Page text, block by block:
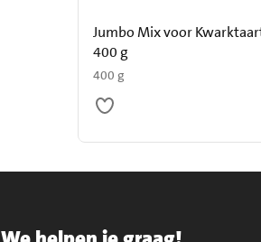
Jumbo Mix voor
400 g
400 g